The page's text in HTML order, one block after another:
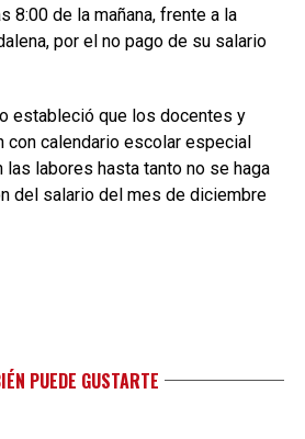
8:00 de la mañana, frente a la
por el no pago de su salario
estableció que los docentes y
con calendario escolar especial
labores hasta tanto no se haga
del salario del mes de diciembre
PUEDE GUSTARTE